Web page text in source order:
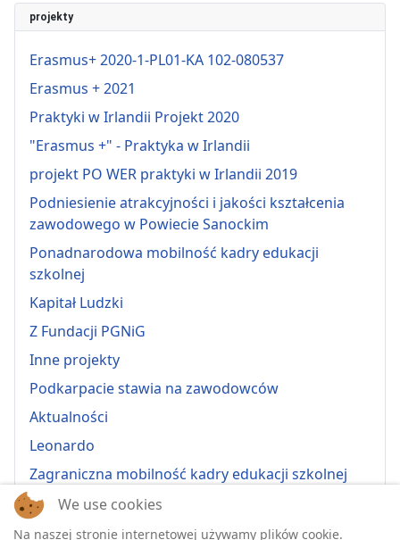
projekty
Erasmus+ 2020-1-PL01-KA 102-080537
Erasmus + 2021
Praktyki w Irlandii Projekt 2020
"Erasmus +" - Praktyka w Irlandii
projekt PO WER praktyki w Irlandii 2019
Podniesienie atrakcyjności i jakości kształcenia
zawodowego w Powiecie Sanockim
Ponadnarodowa mobilność kadry edukacji
szkolnej
Kapitał Ludzki
Z Fundacji PGNiG
Inne projekty
Podkarpacie stawia na zawodowców
Aktualności
Leonardo
Zagraniczna mobilność kadry edukacji szkolnej
Erasmus+ 2022-1-PL01-KA121-VET-000064815
Erasmus + 2022-1-PL01-KA121-SCH-000064635
We use cookies
Na naszej stronie internetowej używamy plików cookie.